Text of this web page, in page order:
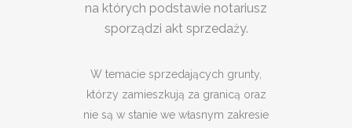
na których podstawie notariusz
sporządzi akt sprzedaży.
W temacie sprzedających grunty,
którzy zamieszkują za granicą oraz
nie są w stanie we własnym zakresie